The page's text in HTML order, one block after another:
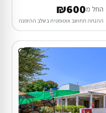
החל מ₪600
ההנחה תחושב אוטומטית בשלב ההזמנה